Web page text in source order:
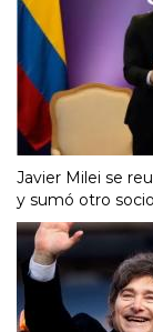
Javier Milei se
y sumó otro